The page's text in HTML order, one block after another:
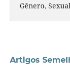
Gênero,
Artigos